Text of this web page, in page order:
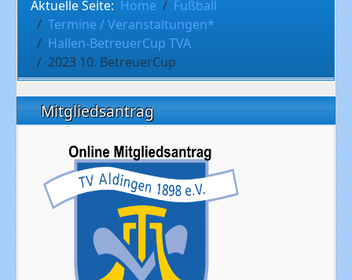
Aktuelle Seite: Home
Fußball
Termine / Veranstaltungen*
Hallen-BetreuerCup TVA
2023 10. BetreuerCup
Mitgliedsantrag